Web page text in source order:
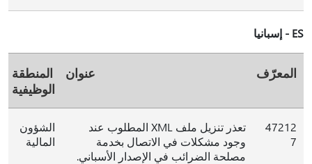
ES - إسبانيا
المعرّف عنوان
المنطقة
الوظيفية
47212
7
تعذر تنزيل ملف XML المطلوب عند
وجود مشكلات في الاتصال بخدمة
مصلحة الضرائب في الإصدار الأسباني.
الشؤون
المالية